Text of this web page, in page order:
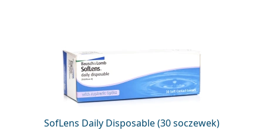
SofLens Daily Disposable (30 soczewek)